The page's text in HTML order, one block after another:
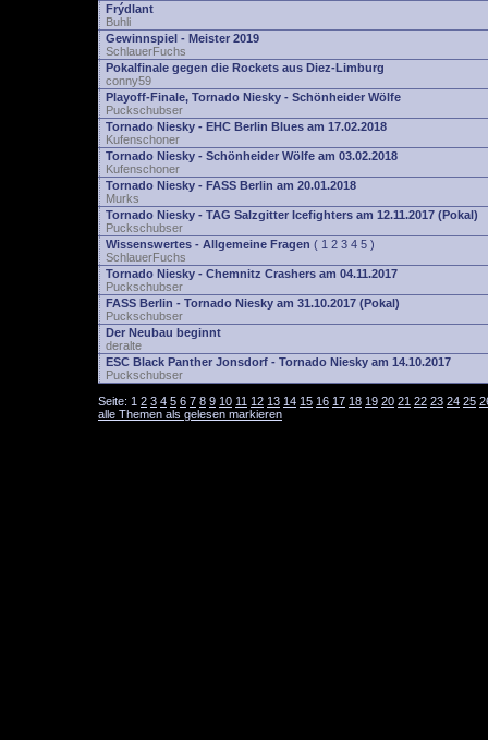
Frýdlant
Buhli
Gewinnspiel - Meister 2019
SchlauerFuchs
Pokalfinale gegen die Rockets aus Diez-Limburg
conny59
Playoff-Finale, Tornado Niesky - Schönheider Wölfe
Puckschubser
Tornado Niesky - EHC Berlin Blues am 17.02.2018
Kufenschoner
Tornado Niesky - Schönheider Wölfe am 03.02.2018
Kufenschoner
Tornado Niesky - FASS Berlin am 20.01.2018
Murks
Tornado Niesky - TAG Salzgitter Icefighters am 12.11.2017 (Pokal)
Puckschubser
Wissenswertes - Allgemeine Fragen ( 1 2 3 4 5 )
SchlauerFuchs
Tornado Niesky - Chemnitz Crashers am 04.11.2017
Puckschubser
FASS Berlin - Tornado Niesky am 31.10.2017 (Pokal)
Puckschubser
Der Neubau beginnt
deralte
ESC Black Panther Jonsdorf - Tornado Niesky am 14.10.2017
Puckschubser
Seite: 1 2 3 4 5 6 7 8 9 10 11 12 13 14 15 16 17 18 19 20 21 22 23 24 25
alle Themen als gelesen markieren